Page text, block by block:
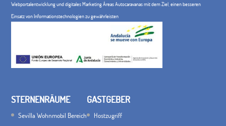
Webportalentwicklung und digitales Marketing Áreas Autocaravanas mit dem Ziel, einen besseren
Einsatz von Informationstechnologien zu gewährleisten
STERNENRÄUME
Sevilla Wohnmobil Bereich
GASTGEBER
Hostzugriff